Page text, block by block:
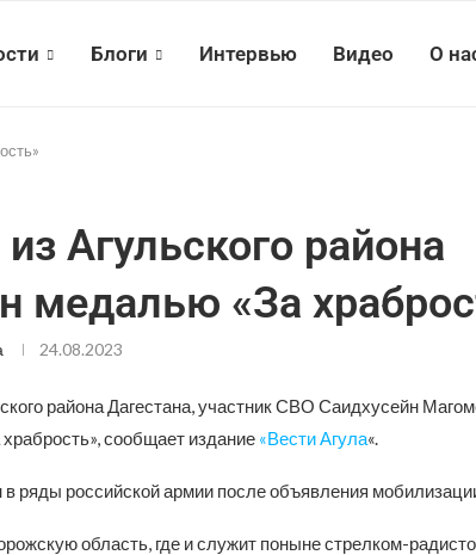
Блоги Интервью Видео О
Агульского района
медалью «За
24.08.2023
района Дагестана, участник СВО Саидхусейн
сообщает издание «Вести Агула«.
ряды российской армии после объявления
область, где и служит поныне стрелком-